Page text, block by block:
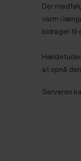
Der
varm i
bidrager til
at opnå
Serveren